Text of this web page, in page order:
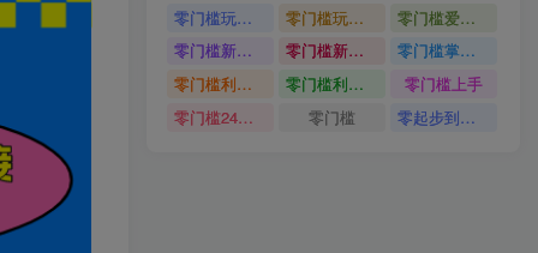
零门槛玩转伙伴计划与精选独家单日稳定收益1k
零门槛玩转伙伴计划与精选独家
零门槛爱奇艺变现冷门赛道
零门槛新手快速入门闲鱼电商日赚百元新手必看教程
零门槛新手快速入门闲鱼电商日赚百元
零门槛掌握汽车赛道变现玩法
零门槛利用AI只需几分钟轻松做出带货短视频
零门槛利用AI
零门槛上手
零门槛24小时无人值守被动创收项目
零门槛 零起步到独立实操